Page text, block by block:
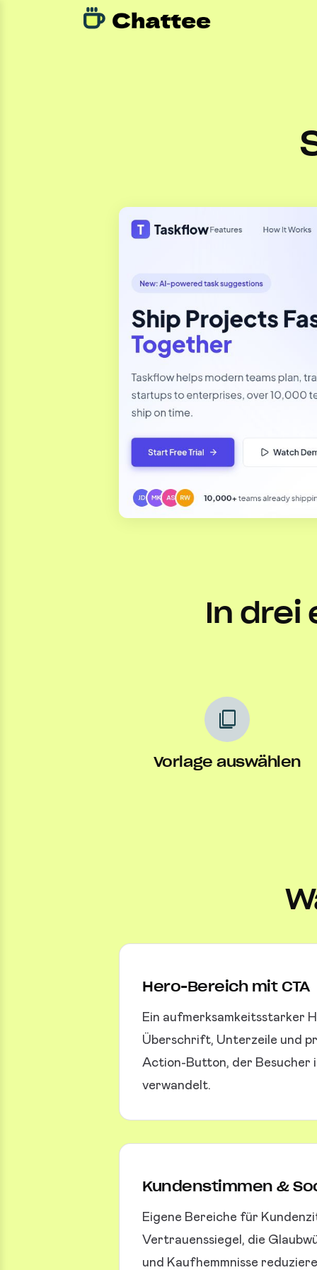
In drei
content_copy
Vorlage auswählen
Hero-Bereich mit CTA
Ein aufmerksamkeitsstarker
Überschrift, Unterzeile und
Action-Button, der Besucher
verwandelt.
Kundenstimmen &
Eigene Bereiche für
Vertrauenssiegel, die
und Kaufhemmnisse